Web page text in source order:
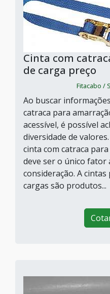
Cinta com
de carga preço
Fitacabo /
Ao buscar
catraca para
acessível, é possível
diversidade de
cinta com catraca
deve ser o único fator
consideração. A
cargas são produtos...